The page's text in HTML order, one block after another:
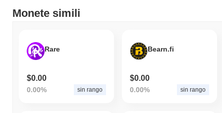
Monete simili
Rare
$0.00
0.00% sin rango
Bearn.fi
$0.00
0.00% sin rango